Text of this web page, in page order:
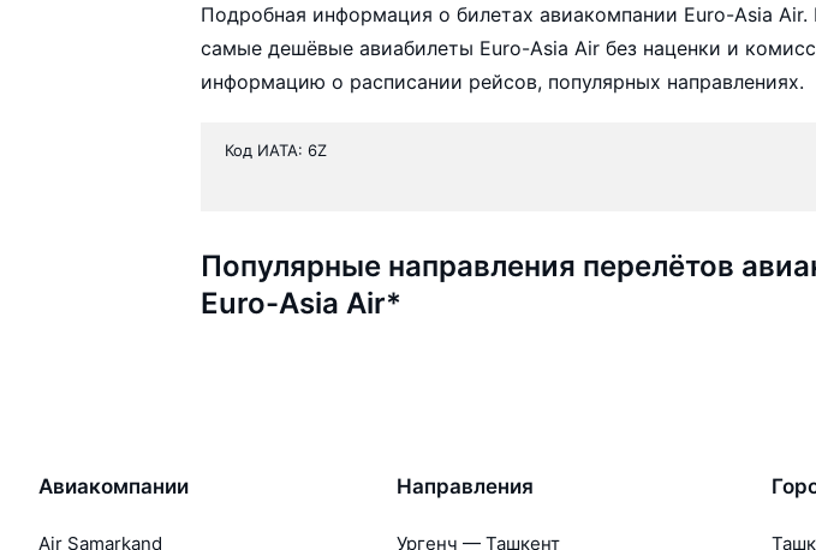
Подробная информация о билетах авиакомпании Euro-Asia
самые дешёвые авиабилеты Euro-Asia Air без наценки и
информацию о расписании рейсов, популярных направлениях.
Код ИАТА: 6Z
Популярные направления перелётов
Euro-Asia Air*
Авиакомпании
Air Samarkand
Направления
Ургенч — Ташкент